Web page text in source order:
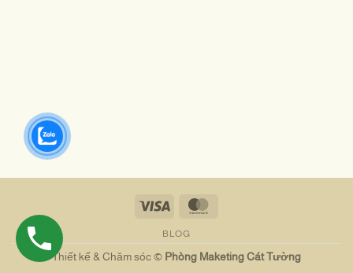
Visa
BLOG
Thiết kế & Chăm sóc © Phòng Maketing Cát Tường